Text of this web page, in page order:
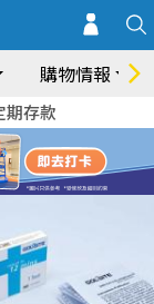
購物情報
期存款